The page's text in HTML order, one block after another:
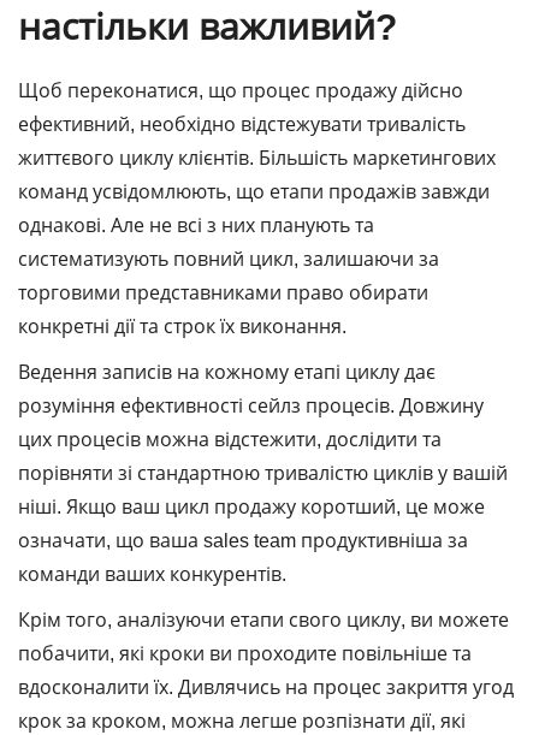
настільки важливий?
Щоб переконатися, що процес продажу дійсно
ефективний, необхідно відстежувати тривалість
життєвого циклу клієнтів. Більшість маркетингових
команд усвідомлюють, що етапи продажів завжди
однакові. Але не всі з них планують та
систематизують повний цикл, залишаючи за
торговими представниками право обирати
конкретні дії та строк їх виконання.
Ведення записів на кожному етапі циклу дає
розуміння ефективності сейлз процесів. Довжину
цих процесів можна відстежити, дослідити та
порівняти зі стандартною тривалістю циклів у вашій
ніші. Якщо ваш цикл продажу коротший, це може
означати, що ваша sales team продуктивніша за
команди ваших конкурентів.
Крім того, аналізуючи етапи свого циклу, ви можете
побачити, які кроки ви проходите повільніше та
вдосконалити їх. Дивлячись на процес закриття угод
крок за кроком, можна легше розпізнати дії, які